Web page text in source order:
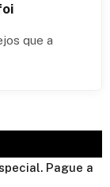
que a
Pague a